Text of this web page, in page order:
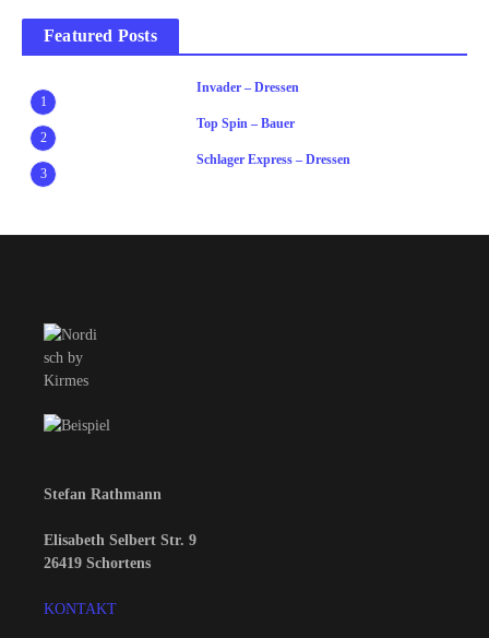
Featured Posts
1
Invader – Dressen
2
Top Spin – Bauer
3
Schlager Express – Dressen
Stefan Rathmann
Elisabeth Selbert Str. 9
26419 Schortens
KONTAKT